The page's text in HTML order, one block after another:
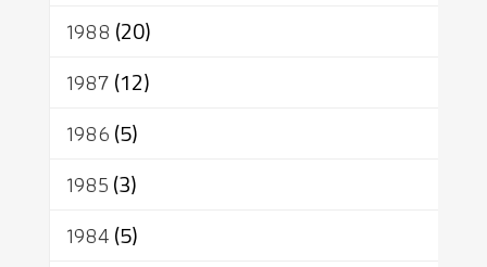
1988 (20)
1987(12)
1986(5)
1985(3)
1984(5)